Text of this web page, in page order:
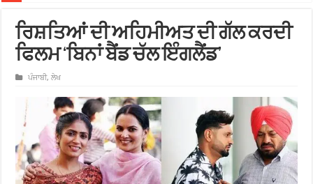
ਰਿਸ਼ਤਿਆਂ ਦੀ ਅਹਿਮੀਅਤ ਦੀ ਗੱਲ ਕਰਦੀ
ਫਿਲਮ ‘ਬਿਨਾਂ ਬੈਂਡ ਚੱਲ ਇੰਗਲੈਂਡ’
ਪੰਜਾਬੀ,ਲੇਖ